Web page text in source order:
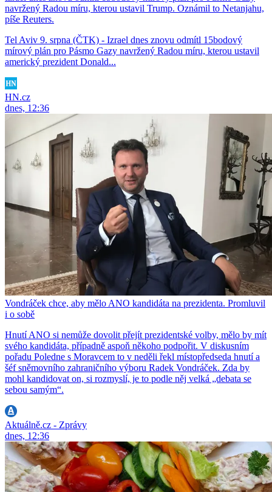
navržený Radou míru, kterou ustavil Trump. Oznámil to Netanjahu,
píše Reuters.
Tel Aviv 9. srpna (ČTK) - Izrael dnes znovu odmítl 15bodový
mírový plán pro Pásmo Gazy navržený Radou míru, kterou ustavil
americký prezident Donald...
HN.cz
dnes, 12:36
Vondráček chce, aby mělo ANO kandidáta na prezidenta. Promluvil
i o sobě
Hnutí ANO si nemůže dovolit přejít prezidentské volby, mělo by mít
svého kandidáta, případně aspoň někoho podpořit. V diskusním
pořadu Poledne s Moravcem to v neděli řekl místopředseda hnutí a
šéf sněmovního zahraničního výboru Radek Vondráček. Zda by
mohl kandidovat on, si rozmyslí, je to podle něj velká „debata se
sebou samým“.
Aktuálně.cz - Zprávy
dnes, 12:36